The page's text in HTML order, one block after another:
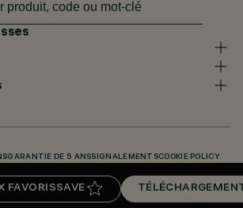
FAVORISSAVE
GARANTIE DE 5 ANSSIGNALEMENTSCOOKIE POLICY